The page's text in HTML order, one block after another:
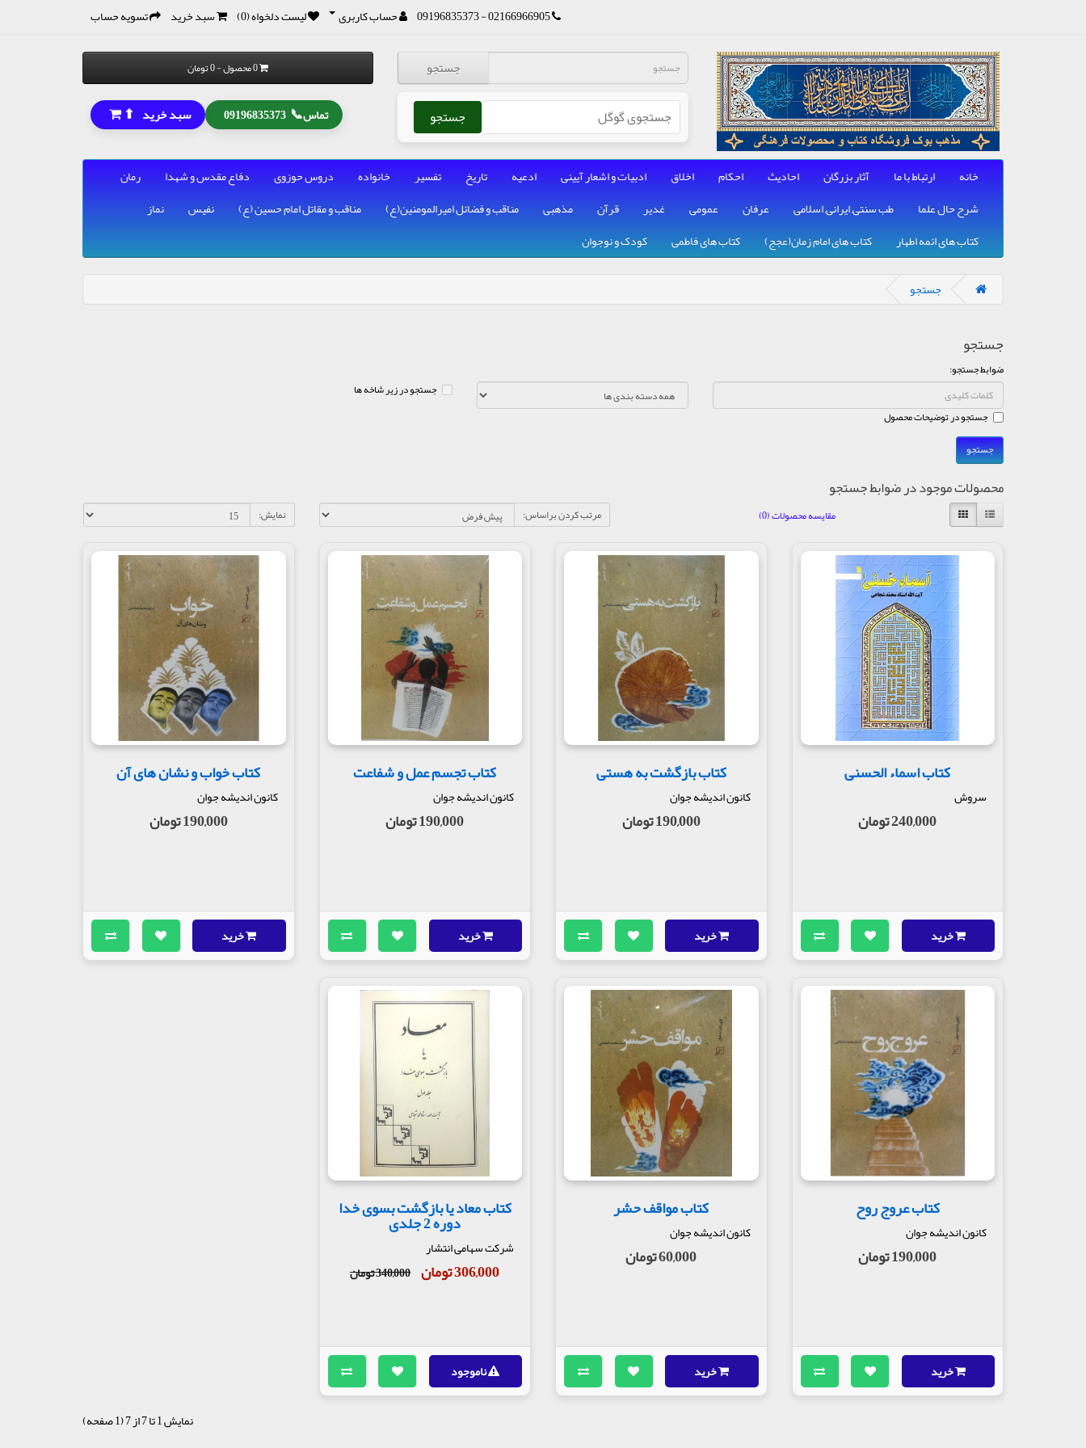
02166966905 - 09196835373 حساب کاربری لیست دلخواه (0) سبد خرید تسویه حساب
جستجو
جستجو
0 محصول - 0 تومان
تماس📞
09196835373 سبد خرید ⬆
خانه ارتباط با ما آثار بزرگان احادیث احکام اخلاق ادبیات و اشعار آیینی ادعیه تاریخ تفسیر خانواده دروس حوزوی دفاع مقدس و شهدا
رمان
شرح حال علما
طب سنتی, ایرانی, اسلامی عرفان عمومی غدیر قرآن مذهبی مناقب و فضائل امیرالمومنین(ع) مناقب و مقاتل امام حسین (ع) نفیس
نماز
کتاب های ائمه اطهار
کتاب های امام زمان(عجج) کتاب های فاطمی کودک و نوجوان
جستجو
جستجو
ضوابط جستجو:
جستجو در زیر شاخه ها
جستجو در توضیحات محصول
محصولات موجود در ضوابط جستجو
مقایسه محصولات (0) مرتب کردن براساس: نمایش:
کتاب اسماء الحسنی
سروش
240,000 تومان
خرید
کتاب بازگشت به هستی
کانون اندیشه جوان
190,000 تومان
خرید
کتاب تجسم عمل و شفاعت
کانون اندیشه جوان
190,000 تومان
خرید
کتاب خواب و نشان های آن
کانون اندیشه جوان
190,000 تومان
خرید
کتاب عروج روح
کانون اندیشه جوان
190,000 تومان
خرید
کتاب مواقف حشر
کانون اندیشه جوان
60,000 تومان
خرید
کتاب معاد یا بازگشت بسوی خدا
دوره 2 جلدی
شرکت سهامی انتشار
306,000 تومان 340,000 تومان
ناموجود
نمایش 1 تا 7 از 7 (1 صفحه)